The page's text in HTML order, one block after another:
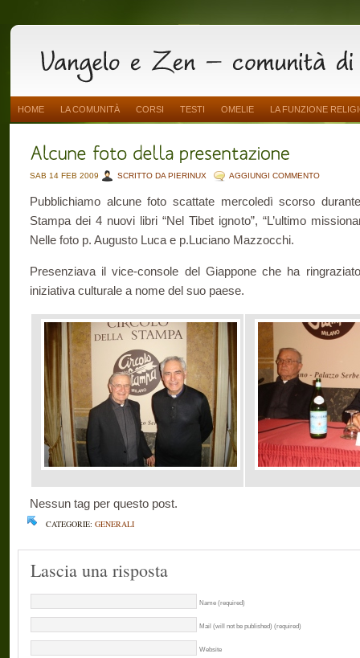
HOME LA COMUNITÀ CORSI TESTI OMELIE LA FUNZIONE
SAB 14 FEB 2009 SCRITTO DA PIERINUX AGGIUNGI COMMENTO
Pubblichiamo alcune foto scattate mercoledì scorso
Stampa dei 4 nuovi libri “Nel Tibet ignoto”, “L’ultimo
Nelle foto p. Augusto Luca e p.Luciano Mazzocchi.
Presenziava il vice-console del Giappone che ha
iniziativa culturale a nome del suo paese.
Nessun tag per questo post.
CATEGORIE: GENERALI
Lascia una risposta
Name (required)
Mail (will not be published) (required)
Website